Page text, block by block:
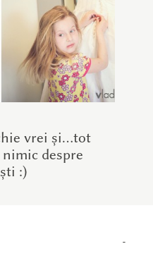
vrei și…tot
despre
:)